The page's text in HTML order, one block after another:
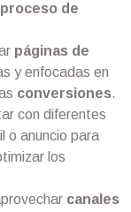
proceso de
páginas de
y enfocadas en
conversiones.
con diferentes
o anuncio para
los
canales